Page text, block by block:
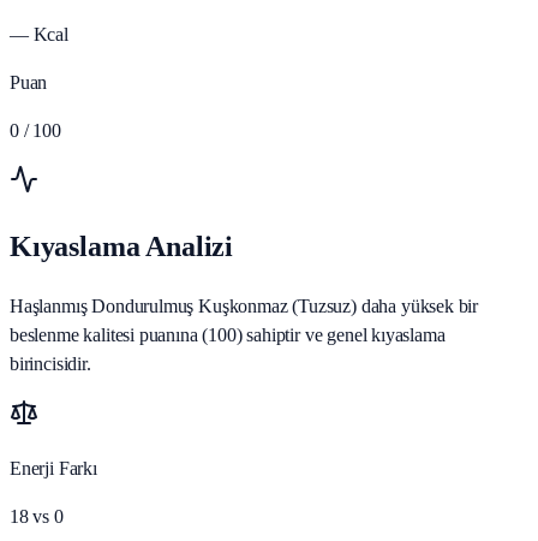
— Kcal
Puan
0 / 100
Kıyaslama Analizi
Haşlanmış Dondurulmuş Kuşkonmaz (Tuzsuz) daha yüksek bir
beslenme kalitesi puanına (100) sahiptir ve genel kıyaslama
birincisidir.
Enerji Farkı
18vs 0